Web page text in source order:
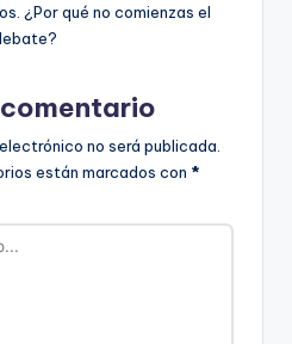
¿Por qué no comienzas el
no será publicada.
están marcados con *